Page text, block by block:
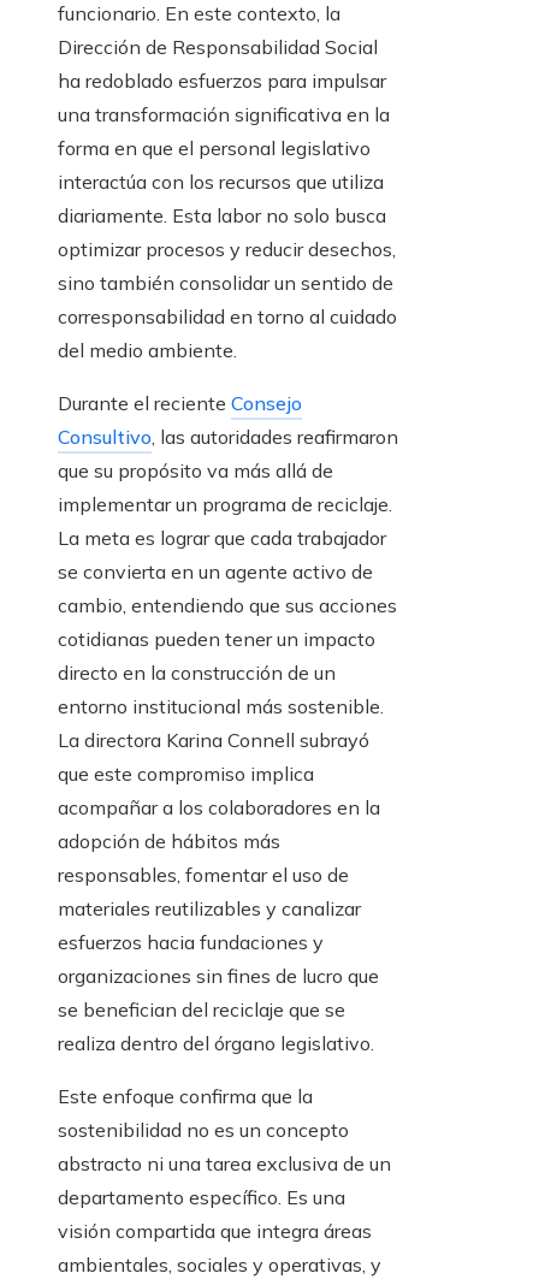
funcionario. En este contexto, la
Dirección de Responsabilidad Social
ha redoblado esfuerzos para impulsar
una transformación significativa en la
forma en que el personal legislativo
interactúa con los recursos que utiliza
diariamente. Esta labor no solo busca
optimizar procesos y reducir desechos,
sino también consolidar un sentido de
corresponsabilidad en torno al cuidado
del medio ambiente.
Durante el reciente Consejo
Consultivo, las autoridades reafirmaron
que su propósito va más allá de
implementar un programa de reciclaje.
La meta es lograr que cada trabajador
se convierta en un agente activo de
cambio, entendiendo que sus acciones
cotidianas pueden tener un impacto
directo en la construcción de un
entorno institucional más sostenible.
La directora Karina Connell subrayó
que este compromiso implica
acompañar a los colaboradores en la
adopción de hábitos más
responsables, fomentar el uso de
materiales reutilizables y canalizar
esfuerzos hacia fundaciones y
organizaciones sin fines de lucro que
se benefician del reciclaje que se
realiza dentro del órgano legislativo.
Este enfoque confirma que la
sostenibilidad no es un concepto
abstracto ni una tarea exclusiva de un
departamento específico. Es una
visión compartida que integra áreas
ambientales, sociales y operativas, y